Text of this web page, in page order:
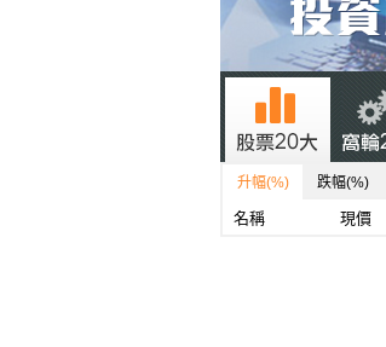
升幅(%) 跌幅(%)
名稱 現價